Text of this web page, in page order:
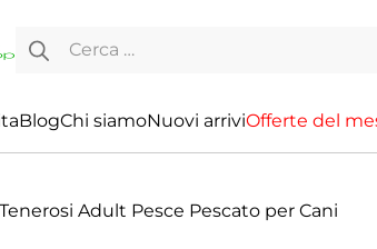
Ricerca per:
BlogChi siamoNuovi arriviOfferte del me
Adult Pesce Pescato per Cani